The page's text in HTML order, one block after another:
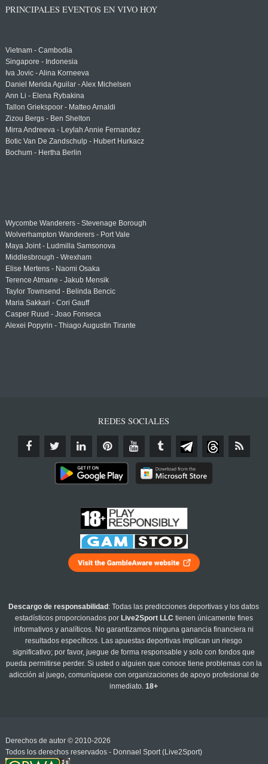
PRINCIPALES EVENTOS EN VIVO HOY
Vietnam - Cambodia
Singapore - Indonesia
Iva Jovic - Alina Korneeva
Daniel Merida Aguilar - Alex Michelsen
Ann Li - Elena Rybakina
Tallon Griekspoor - Matteo Arnaldi
Zizou Bergs - Ben Shelton
Mirra Andreeva - Leylah Annie Fernandez
Botic Van De Zandschulp - Hubert Hurkacz
Bochum - Hertha Berlin
Wycombe Wanderers - Stevenage Borough
Wolverhampton Wanderers - Port Vale
Maya Joint - Ludmilla Samsonova
Middlesbrough - Wrexham
Elise Mertens - Naomi Osaka
Terence Atmane - Jakub Mensik
Taylor Townsend - Belinda Bencic
Maria Sakkari - Cori Gauff
Casper Ruud - Joao Fonseca
Alexei Popyrin - Thiago Augustin Tirante
REDES SOCIALES
Descargo de responsabilidad : Todas las predicciones deportivas y los datos
estadísticos proporcionados por Live2Sport LLC tienen únicamente fines
informativos y analíticos. No garantizamos ninguna ganancia financiera ni
resultados específicos. Las apuestas deportivas implican un riesgo
significativo; por favor, juegue de forma responsable y solo con fondos que
pueda permitirse perder. Si usted o alguien que conoce tiene problemas con la
adicción al juego, comuníquese con organizaciones de apoyo profesional de
inmediato.18+
Derechos de autor © 2010-2026
Todos los derechos reservados - Donnael Sport (Live2Sport)